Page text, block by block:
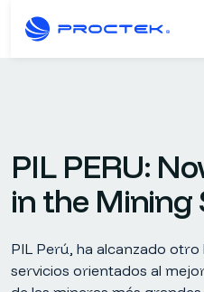
PIL PERU:
in the Mining
PIL Perú, ha alcanzado
servicios orientados al